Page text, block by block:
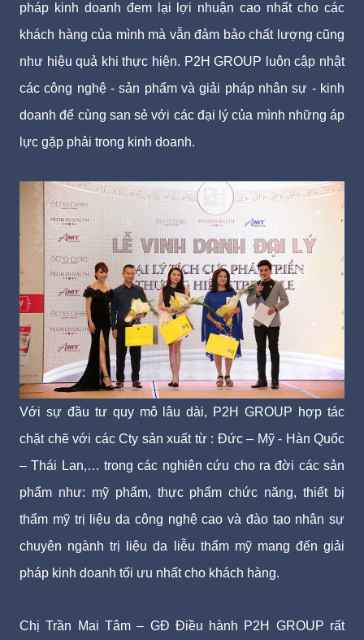
pháp kinh doanh đem lại lợi nhuận cao nhất cho các
khách hàng của mình mà vẫn đảm bảo chất lượng cũng
như hiệu quả khi thực hiện. P2H GROUP luôn cập nhật
các công nghệ - sản phẩm và giải pháp nhân sự - kinh
doanh để cùng san sẻ với các đại lý của mình những áp
lực gặp phải trong kinh doanh.
Với sự đầu tư quy mô lâu dài, P2H GROUP hợp tác
chặt chẽ với các Cty sản xuất từ : Đức – Mỹ - Hàn Quốc
– Thái Lan,… trong các nghiên cứu cho ra đời các sản
phẩm như: mỹ phẩm, thực phẩm chức năng, thiết bị
thẩm mỹ trị liệu da công nghệ cao và đào tạo nhân sự
chuyên ngành trị liệu da liễu thẩm mỹ mang đến giải
pháp kinh doanh tối ưu nhất cho khách hàng.
Chị Trần Mai Tâm – GĐ Điều hành P2H GROUP rất